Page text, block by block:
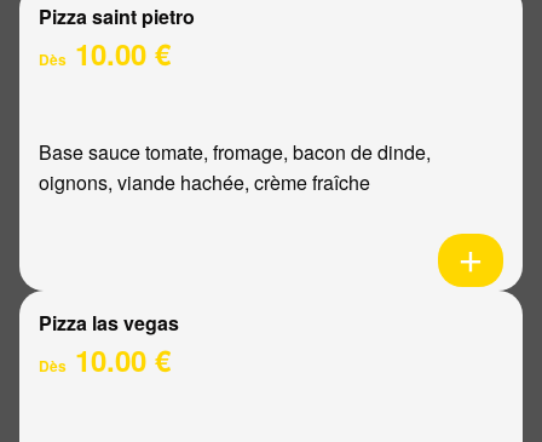
Pizza saint pietro
Dès 10.00 €
Base sauce tomate, fromage, bacon de dinde,
oignons, viande hachée, crème fraîche
Pizza las vegas
Dès 10.00 €